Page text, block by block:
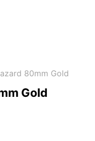
80mm Gold
Gold